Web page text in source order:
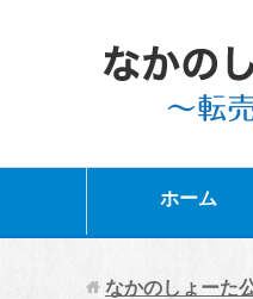
ホーム
なかのしょーた